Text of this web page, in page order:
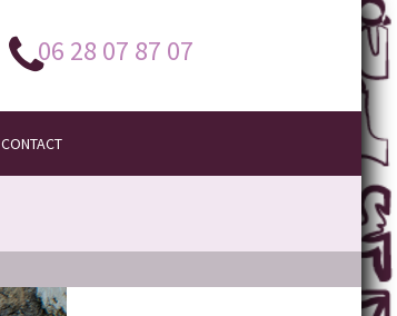
06 28 07 87 07
CONTACT